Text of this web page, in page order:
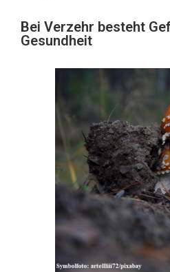
Bei Verzehr besteht
Gesundheit